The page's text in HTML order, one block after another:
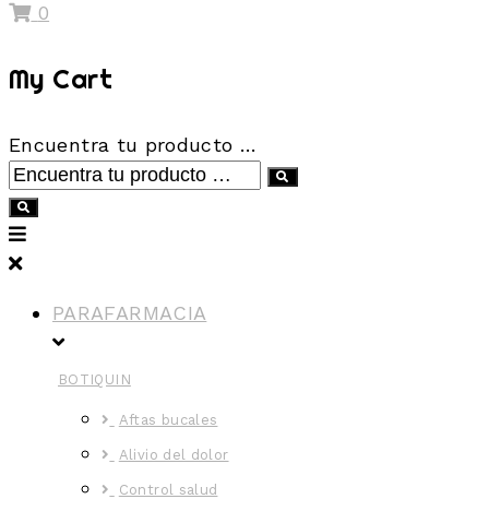
0
My Cart
Encuentra tu producto …
PARAFARMACIA
BOTIQUIN
Aftas bucales
Alivio del dolor
Control salud